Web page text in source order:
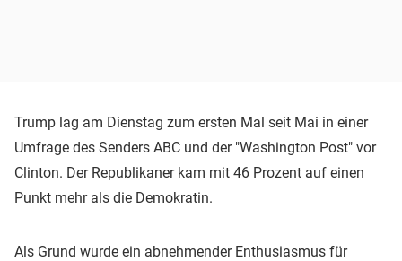
Trump lag am Dienstag zum ersten Mal seit Mai in einer
Umfrage des Senders ABC und der "Washington Post" vor
Clinton. Der Republikaner kam mit 46 Prozent auf einen
Punkt mehr als die Demokratin.
Als Grund wurde ein abnehmender Enthusiasmus für